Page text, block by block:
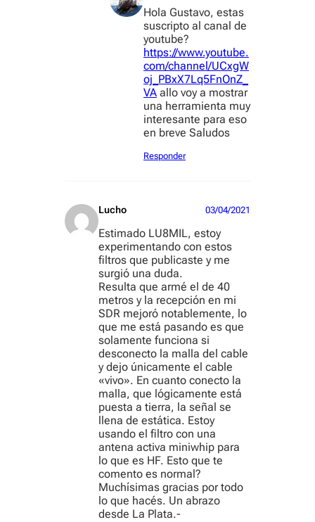
Hola Gustavo, estas
suscripto al canal de
youtube?
https://www.youtube.
com/channel/UCxgW
oj_PBxX7Lq5FnOnZ_
VA allo voy a mostrar
una herramienta muy
interesante para eso
en breve Saludos
Responder
Lucho 03/04/2021
Estimado LU8MIL, estoy
experimentando con estos
filtros que publicaste y me
surgió una duda.
Resulta que armé el de 40
metros y la recepción en mi
SDR mejoró notablemente, lo
que me está pasando es que
solamente funciona si
desconecto la malla del cable
y dejo únicamente el cable
«vivo». En cuanto conecto la
malla, que lógicamente está
puesta a tierra, la señal se
llena de estática. Estoy
usando el filtro con una
antena activa miniwhip para
lo que es HF. Esto que te
comento es normal?
Muchísimas gracias por todo
lo que hacés. Un abrazo
desde La Plata.-